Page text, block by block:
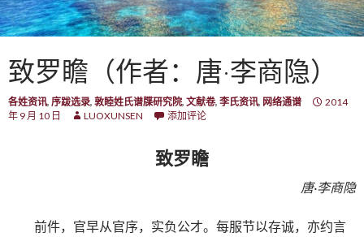
致罗瞻（作者：唐·李商隐）
各姓资讯, 序跋选录, 敦睦姓氏谱牒研究院, 文献卷, 李氏资讯, 网络通谱
2014
年 9 月 10 日
LUOXUNSEN 添加评论
致罗瞻
唐·李商隐
前件，官早从官序，实负公才。每服节以存诚，亦约言